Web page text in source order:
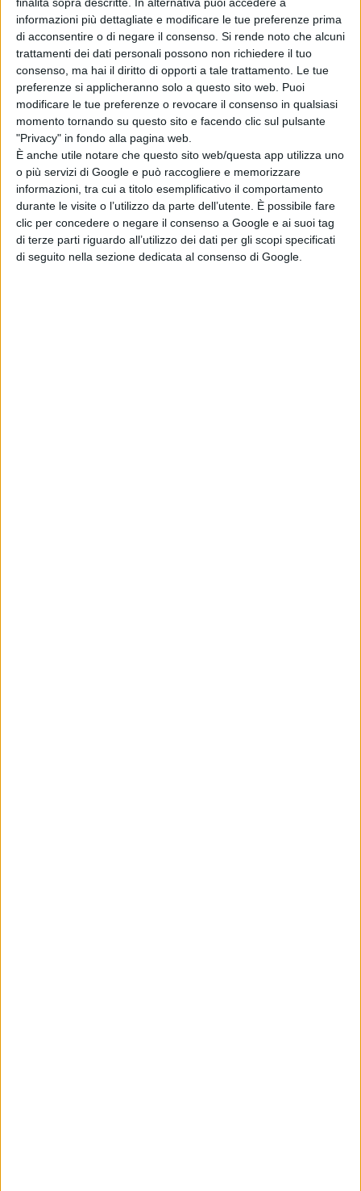
informazioni più dettagliate e modificare le tue preferenze prima
di acconsentire o di negare il consenso. Si rende noto che alcuni
trattamenti dei dati personali possono non richiedere il tuo
consenso, ma hai il diritto di opporti a tale trattamento. Le tue
preferenze si applicheranno solo a questo sito web. Puoi
modificare le tue preferenze o revocare il consenso in qualsiasi
momento tornando su questo sito e facendo clic sul pulsante
"Privacy" in fondo alla pagina web.
È anche utile notare che questo sito web/questa app utilizza uno
o più servizi di Google e può raccogliere e memorizzare
informazioni, tra cui a titolo esemplificativo il comportamento
durante le visite o l’utilizzo da parte dell’utente. È possibile fare
clic per concedere o negare il consenso a Google e ai suoi tag
di terze parti riguardo all’utilizzo dei dati per gli scopi specificati
di seguito nella sezione dedicata al consenso di Google.
L’Odissea vola
oltre il miliardo:
Nolan torna ai
office
di Emanuela Giuliani
Sadie Sink parla
di Jean Grey:
“Non è una
cattiva”, il nuovo
volto degli X-Men